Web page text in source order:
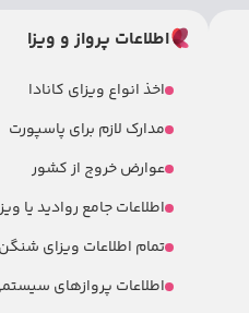
اطلاعات پرواز و ویزا
اخذ انواع ویزای کانادا
مدارک لازم برای پاسپورت
عوارض خروج از کشور
اطلاعات جامع روادید یا
تمام اطلاعات ویزای شنگن
اطلاعات پروازهای